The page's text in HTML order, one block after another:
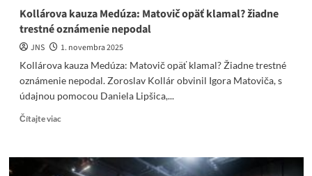
Kollárova kauza Medúza: Matovič opäť klamal? žiadne
trestné oznámenie nepodal
JNS
1. novembra 2025
Kollárova kauza Medúza: Matovič opäť klamal? Žiadne trestné
oznámenie nepodal. Zoroslav Kollár obvinil Igora Matoviča, s
údajnou pomocou Daniela Lipšica,...
Čítajte viacRead
Kollárova
kauza